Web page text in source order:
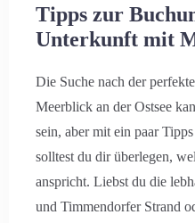
Tipps zur
Unterkunft mit
Die Suche nach der
Meerblick an der Ostsee
sein, aber mit ein paar
solltest du dir überlegen,
anspricht. Liebst du die
und Timmendorfer Strand